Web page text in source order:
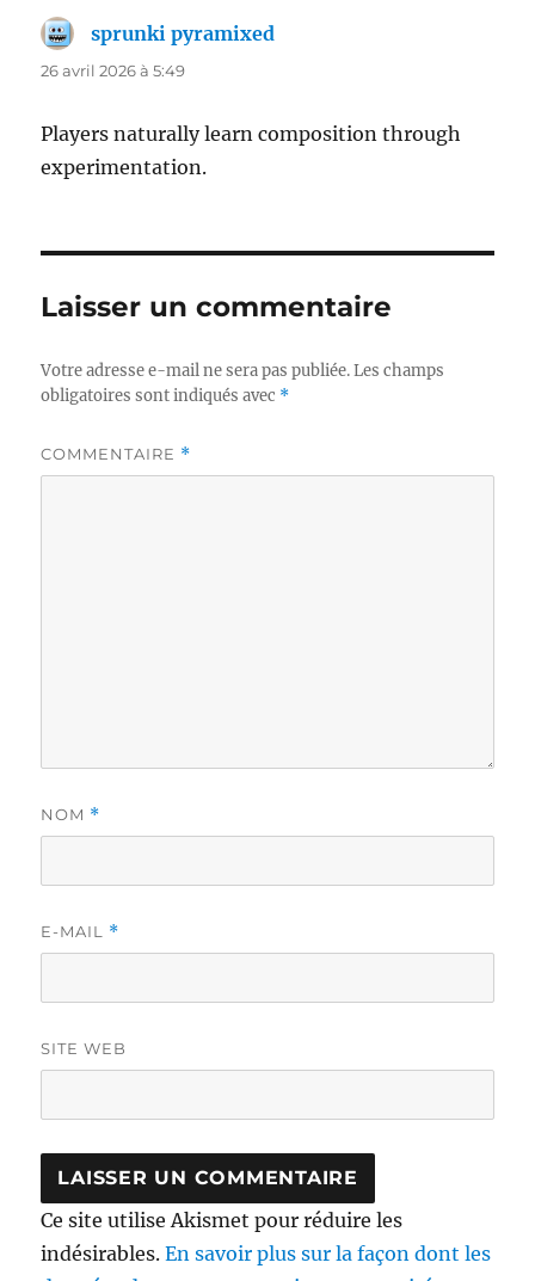
sprunki pyramixed
26 avril 2026 à 5:49
Players naturally learn composition through
experimentation.
Laisser un commentaire
Votre adresse e-mail ne sera pas publiée. Les champs
obligatoires sont indiqués avec *
COMMENTAIRE *
NOM *
E-MAIL *
SITE WEB
Ce site utilise Akismet pour réduire les
indésirables.En savoir plus sur la façon dont les